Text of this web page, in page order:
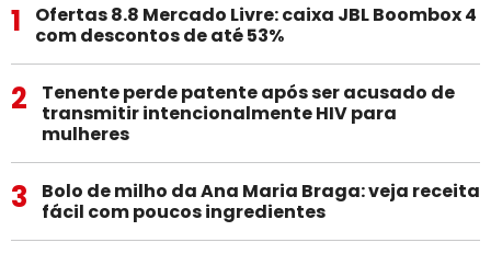
1
Ofertas 8.8 Mercado Livre: caixa JBL Boombox 4
com descontos de até 53%
2
Tenente perde patente após ser acusado de
transmitir intencionalmente HIV para
mulheres
3
Bolo de milho da Ana Maria Braga: veja receita
fácil com poucos ingredientes